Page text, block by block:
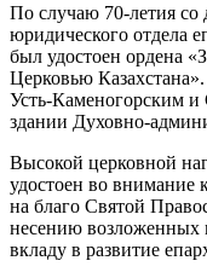
По случаю 70-летия со
юридического отдела
был удостоен ордена
Церковью
Усть-Каменогорским
здании Духовно-
Высокой церковной
удостоен во внимание
на благо Святой
несению возложенных
вкладу в развитие